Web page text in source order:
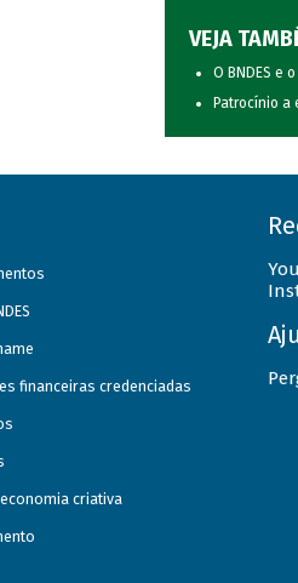
VEJA
O BNDES e
Patrocínio a
financeiras credenciadas
criativa